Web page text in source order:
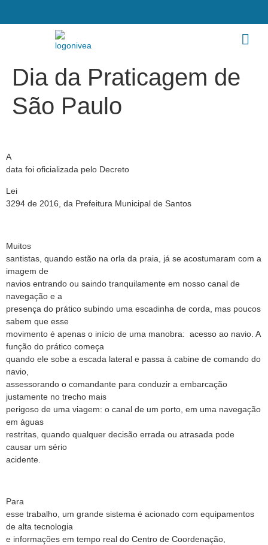
Dia da Praticagem de
São Paulo
A
data foi oficializada pelo Decreto
Lei
3294 de 2016, da Prefeitura Municipal de Santos
Muitos
santistas, quando estão na orla da praia, já se acostumaram com a
imagem de
navios entrando ou saindo tranquilamente em nosso canal de
navegação e a
presença do prático subindo uma escadinha de corda, mas poucos
sabem que esse
movimento é apenas o início de uma manobra: acesso ao navio. A
função do prático começa
quando ele sobe a escada lateral e passa à cabine de comando do
navio,
assessorando o comandante para conduzir a embarcação
justamente no trecho mais
perigoso de uma viagem: o canal de um porto, em uma navegação
em águas
restritas, quando qualquer decisão errada ou atrasada pode
causar um sério
acidente.
Para
esse trabalho, um grande sistema é acionado com equipamentos
de alta tecnologia
e informações em tempo real do Centro de Coordenação,